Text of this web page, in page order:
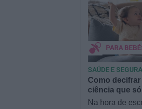
Como
ciência que
Na hora de
PARA
SAÚDE E